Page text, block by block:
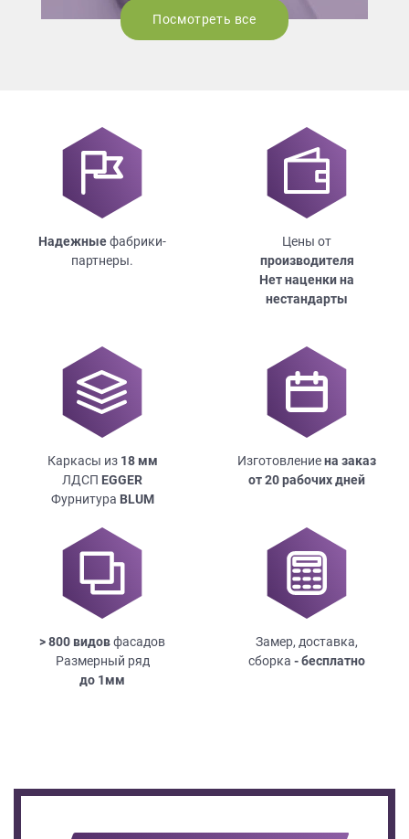
Посмотреть все
Надежныефабрики-
партнеры.
Цены от
производителя
Нет наценки на
нестандарты
Каркасы из 18мм
ЛДСП EGGER
Фурнитура BLUM
Изготовлениена заказ
от 20 рабочих дней
> 800 видовфасадов
Размерный ряд
до 1мм
Замер, доставка,
сборка - бесплатно